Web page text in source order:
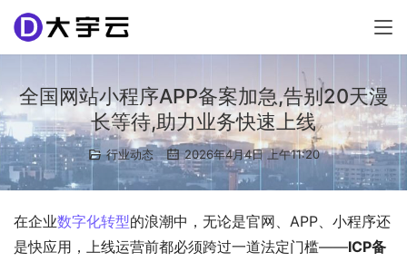
全国网站小程序APP备案加急,告别20天漫
长等待,助力业务快速上线
行业动态 2026年4月4日 上午11:20
在企业数字化转型的浪潮中，无论是官网、APP、小程序还
是快应用，上线运营前都必须跨过一道法定门槛——ICP备